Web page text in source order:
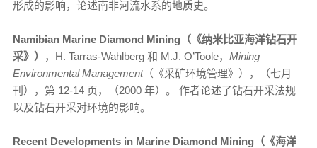
形成的影响，论述南非河流水系的地质史。
Namibian Marine Diamond Mining（《纳米比亚海洋钻石开
采》）
，H. Tarras-Wahlberg 和 M.J. O’Toole， Mining
Environmental Management（《采矿环境管理》），（七月
刊），第 12-14 页，（2000 年）。 作者论述了钻石开采法规
以及钻石开采对环境的影响。
Recent Developments in Marine Diamond Mining（《海洋